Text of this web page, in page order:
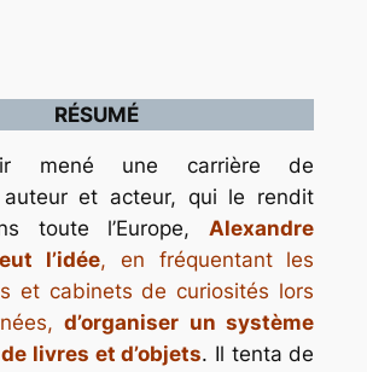
RÉSUMÉ
mené une carrière de
auteur et acteur, qui le rendit
toute l’Europe,Alexandre
l’idée, en fréquentant les
et cabinets de curiosités lors
d’organiser un système
livres et d’objets. Il tenta de